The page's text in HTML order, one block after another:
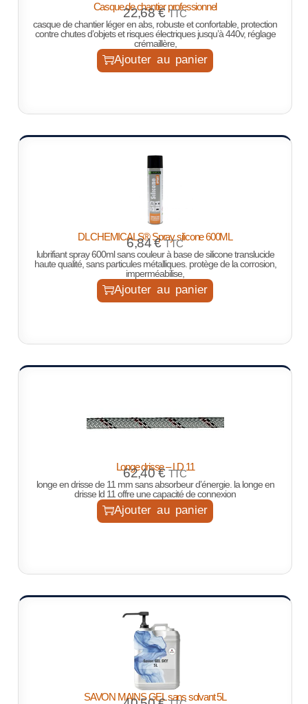
Casque de chantier professionnel
22,68€ TTC
casque de chantier léger en abs, robuste et confortable, protection
contre chutes d’objets et risques électriques jusqu’à 440v, réglage
crémaillère,
Ajouter au panier
DL CHEMICALS® Spray silicone 600ML
6,84€ TTC
lubrifiant spray 600ml sans couleur à base de silicone translucide
haute qualité, sans particules métalliques. protège de la corrosion,
imperméabilise,
Ajouter au panier
Longe drisse – LD 11
62,40€ TTC
longe en drisse de 11 mm sans absorbeur d’énergie. la longe en
drisse ld 11 offre une capacité de connexion
Ajouter au panier
SAVON MAINS GEL sans solvant 5L